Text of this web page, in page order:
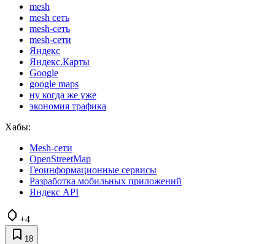
mesh
mesh сеть
mesh-сеть
mesh-сети
Яндекс
Яндекс.Карты
Google
google maps
ну когда же уже
экономия трафика
Хабы:
Mesh-сети
OpenStreetMap
Геоинформационные сервисы
Разработка мобильных приложений
Яндекс API
+4
18